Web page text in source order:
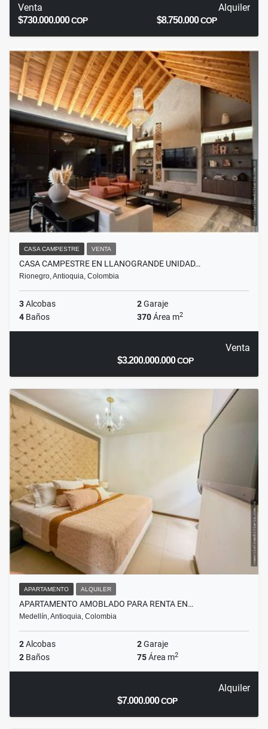
Venta
$730.000.000COP
Alquiler
$8.750.000COP
CASA CAMPESTRE VENTA
CASA CAMPESTRE EN LLANOGRANDE UNIDAD…
Rionegro, Antioquia, Colombia
3Alcobas 2Garaje
4 Baños 370Área m2
Venta
$3.200.000.000COP
APARTAMENTO ALQUILER
APARTAMENTO AMOBLADO PARA RENTA EN…
Medellín, Antioquia, Colombia
2Alcobas 2Garaje
2 Baños 75Área m2
Alquiler
$7.000.000COP